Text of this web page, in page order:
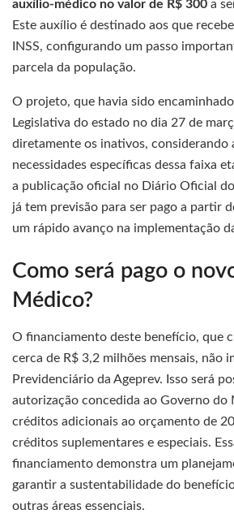
auxílio-médico no valor de R$ 300 a
Este auxílio é destinado aos que
INSS, configurando um passo
parcela da população.
O projeto, que havia sido
Legislativa do estado no dia 27 de
diretamente os inativos, considerando
necessidades específicas dessa faixa
a publicação oficial no Diário Oficial
já tem previsão para ser pago a partir
um rápido avanço na implementação
Como será pago o
Médico?
O financiamento deste benefício, que
cerca de R$ 3,2 milhões mensais, não
Previdenciário da Ageprev. Isso será
autorização concedida ao Governo do
créditos adicionais ao orçamento de
créditos suplementares e especiais.
financiamento demonstra um
garantir a sustentabilidade do
outras áreas essenciais.